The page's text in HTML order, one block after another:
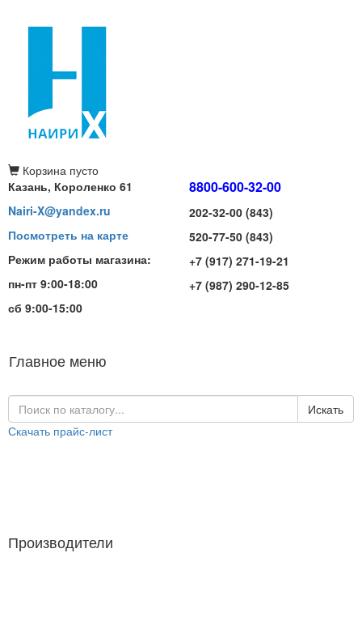
Корзина пусто
Казань, Короленко 61
Nairi-X@yandex.ru
Посмотреть на карте
Режим работы магазина:
пн-пт 9:00-18:00
сб 9:00-15:00
8800-600-32-00
202-32-00 (843)
520-77-50 (843)
+7 (917) 271-19-21
+7 (987) 290-12-85
Главное меню
Искать
Скачать прайс-лист
Производители